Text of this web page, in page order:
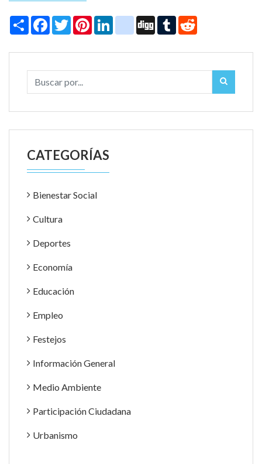
Share Facebook
TwitterPinterestLinkedIninstagram
Digg Tumblr
CATEGORÍAS
Bienestar Social
Cultura
Deportes
Economía
Educación
Empleo
Festejos
Información General
Medio Ambiente
Participación Ciudadana
Urbanismo